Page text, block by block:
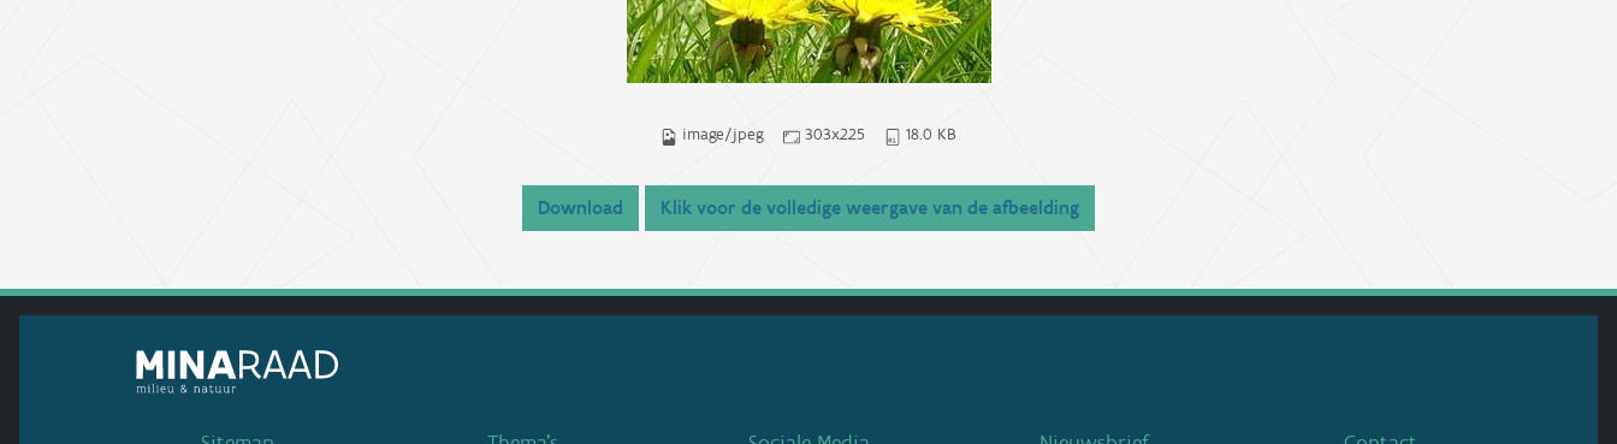
image/jpeg 303x225 18.0 KB
Download Klik voor de volledige weergave van de afbeelding